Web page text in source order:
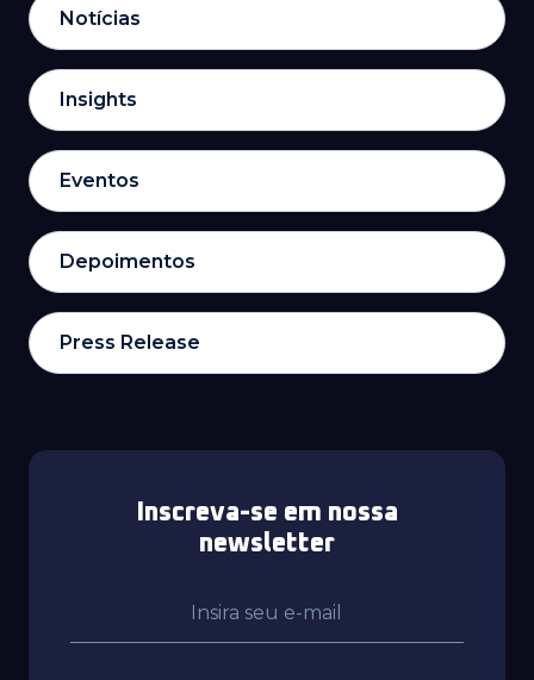
Notícias
Insights
Eventos
Depoimentos
Press Release
Inscreva-se em nossa
newsletter